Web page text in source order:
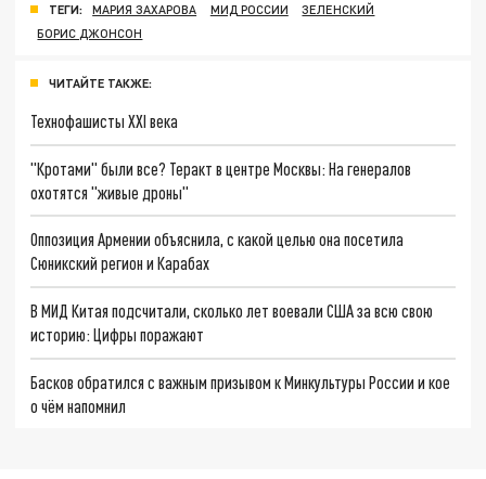
ТЕГИ: МАРИЯ ЗАХАРОВА МИД РОССИИ
ЗЕЛЕНСКИЙ
БОРИС ДЖОНСОН
ЧИТАЙТЕ ТАКЖЕ:
Технофашисты XXI века
"Кротами" были все? Теракт в центре Москвы: На генералов
охотятся "живые дроны"
Оппозиция Армении объяснила, с какой целью она посетила
Сюникский регион и Карабах
В МИД Китая подсчитали, сколько лет воевали США за всю свою
историю: Цифры поражают
Басков обратился с важным призывом к Минкультуры России и кое
о чём напомнил